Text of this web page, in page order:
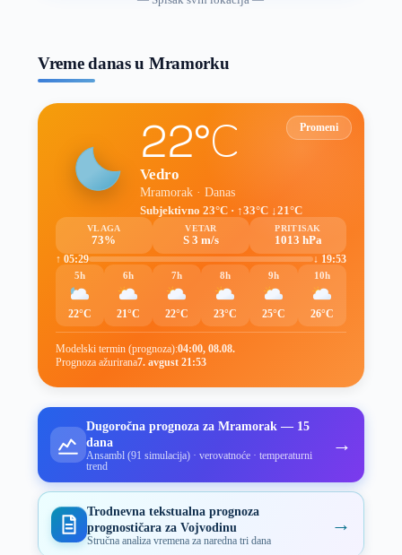
Vreme danas u Mramorku
Promeni
22°C
Vedro
Mramorak · Danas
Subjektivno 23°C · ↑33°C ↓21°C
VLAGA
73%
VETAR
S 3 m/s
PRITISAK
1013 hPa
↑ 05:29
↓ 19:53
5h
22°C
6h
21°C
7h
22°C
8h
23°C
9h
25°C
10h
26°C
Modelski termin (prognoza):04:00, 08.08.
Prognoza ažurirana7. avgust 21:53
Dugoročna prognoza za Mramorak — 15
dana
Ansambl (91 simulacija) · verovatnoće · temperaturni
trend
→
Trodnevna tekstualna prognoza
prognostičara za Vojvodinu
Stručna analiza vremena za naredna tri dana
→